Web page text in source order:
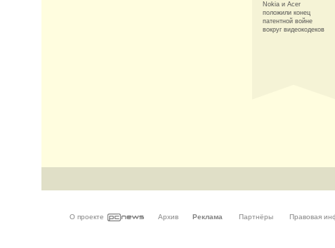
Nokia и Acer
положили конец
патентной войне
вокруг видеокодеков
О проекте Архив Реклама Партнёры Правовая